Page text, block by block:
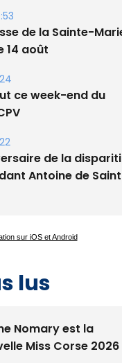
de la Sainte-
14 août
ce week-end du
de la
Antoine de Saint
lus
Nomary est la
Miss Corse 2026